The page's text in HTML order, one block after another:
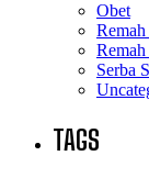
Obet
Serba
TAGS